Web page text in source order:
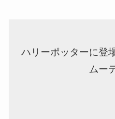
ハリーポッターに登
ムー